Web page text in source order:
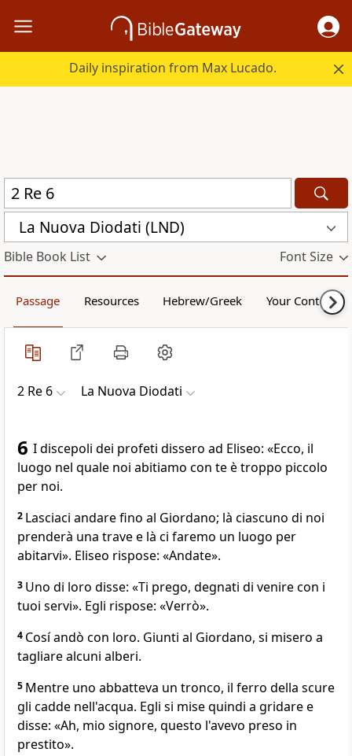
Daily inspiration from Max Lucado.
La Nuova Diodati (LND)
Bible Book List Font Size
Passage Resources Hebrew/Greek Your Content
2 Re 6 La Nuova Diodati
6 I discepoli dei profeti dissero ad Eliseo: «Ecco, il
luogo nel quale noi abitiamo con te è troppo piccolo
per noi.
2 Lasciaci andare fino al Giordano; là ciascuno di noi
prenderà una trave e là ci faremo un luogo per
abitarvi». Eliseo rispose: «Andate».
3 Uno di loro disse: «Ti prego, degnati di venire con i
tuoi servi». Egli rispose: «Verrò».
4 Cosí andò con loro. Giunti al Giordano, si misero a
tagliare alcuni alberi.
5 Mentre uno abbatteva un tronco, il ferro della scure
gli cadde nell'acqua. Egli si mise quindi a gridare e
disse: «Ah, mio signore, questo l'avevo preso in
prestito».